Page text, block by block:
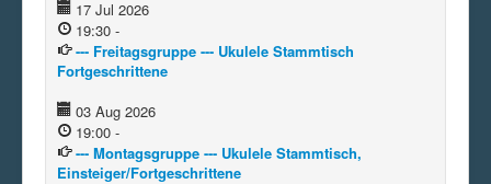
17 Jul 2026
19:30 -
--- Freitagsgruppe --- Ukulele Stammtisch
Fortgeschrittene
03 Aug 2026
19:00 -
--- Montagsgruppe --- Ukulele Stammtisch,
Einsteiger/Fortgeschrittene